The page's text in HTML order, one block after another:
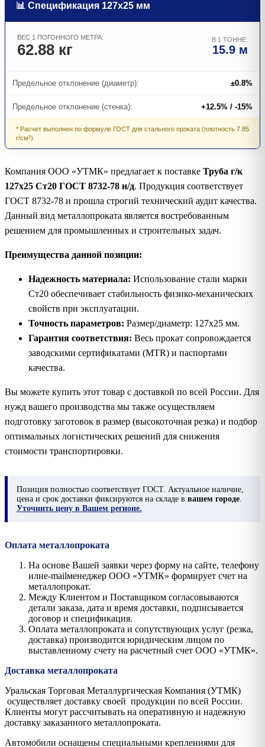
📊 Спецификация 127х25 мм
ВЕС 1 ПОГОННОГО МЕТРА:
62.88 кг
В 1 ТОННЕ:
15.9 м
Предельное отклонение (диаметр): ±0.8%
Предельное отклонение (стенка): +12.5% / -15%
* Расчет выполнен по формуле ГОСТ для стального проката (плотность 7.85
г/см³).
Компания ООО «УТМК» предлагает к поставке Труба г/к
127х25 Ст20 ГОСТ 8732-78 н/д. Продукция соответствует
ГОСТ 8732-78 и прошла строгий технический аудит качества.
Данный вид металлопроката является востребованным
решением для промышленных и строительных задач.
Преимущества данной позиции:
Надежность материала: Использование стали марки
Ст20 обеспечивает стабильность физико-механических
свойств при эксплуатации.
Точность параметров: Размер/диаметр: 127х25 мм.
Гарантия соответствия: Весь прокат сопровождается
заводскими сертификатами (MTR) и паспортами
качества.
Вы можете купить этот товар с доставкой по всей России. Для
нужд вашего производства мы также осуществляем
подготовку заготовок в размер (высокоточная резка) и подбор
оптимальных логистических решений для снижения
стоимости транспортировки.
Позиция полностью соответствует ГОСТ. Актуальное наличие,
цена и срок доставки фиксируются на складе в вашем городе.
Уточнить цену в Вашем регионе.
Оплата металлопроката
На основе Вашей заявки через форму на сайте, телефону
илиe-mailменеджер ООО «УТМК» формирует счет на
металлопрокат.
Между Клиентом и Поставщиком согласовываются
детали заказа, дата и время доставки, подписывается
договор и спецификация.
Оплата металлопроката и сопутствующих услуг (резка,
доставка) производится юридическим лицом по
выставленному счету на расчетный счет ООО «УТМК».
Доставка металлопроката
Уральская Торговая Металлургическая Компания (УТМК)
осуществляет доставку своей продукции по всей России.
Клиенты могут рассчитывать на оперативную и надежную
доставку заказанного металлопроката.
Автомобили оснащены специальными креплениями для